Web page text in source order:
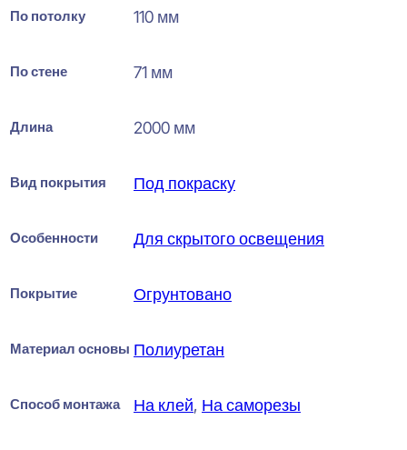
По потолку 110 мм
По стене 71 мм
Длина 2000 мм
Вид покрытия Под покраску
Особенности Для скрытого освещения
Покрытие Огрунтовано
Материал основы Полиуретан
Способ монтажа На клей, На саморезы